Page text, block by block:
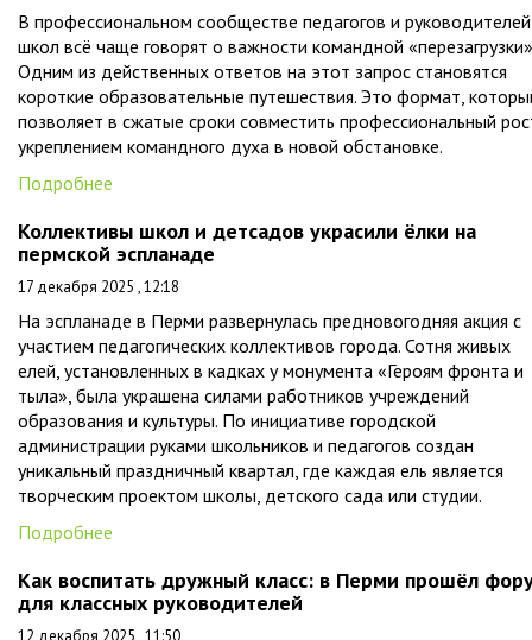
В профессиональном сообществе педагогов и руководителей
школ всё чаще говорят о важности командной
Одним из действенных ответов на этот запрос становятся
короткие образовательные путешествия. Это формат,
позволяет в сжатые сроки совместить профессиональный
укреплением командного духа в новой обстановке.
Подробнее
Коллективы школ и детсадов украсили ёлки на
пермской эспланаде
17 декабря 2025 , 12:18
На эспланаде в Перми развернулась предновогодняя акция с
участием педагогических коллективов города. Сотня живых
елей, установленных в кадках у монумента «Героям фронта и
тыла», была украшена силами работников учреждений
образования и культуры. По инициативе городской
администрации руками школьников и педагогов создан
уникальный праздничный квартал, где каждая ель является
творческим проектом школы, детского сада или студии.
Подробнее
Как воспитать дружный класс: в Перми прошёл
для классных руководителей